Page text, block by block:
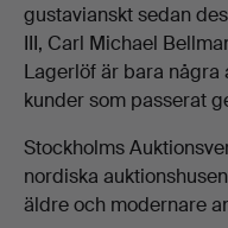
gustavianskt sedan
III, Carl Michael
Lagerlöf är bara några
kunder som passerat
Stockholms
nordiska
äldre och modernare